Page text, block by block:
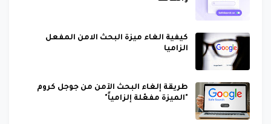
كيفية الغاء ميزة البحث الامن المفعل
الزاميا
طريقة إلغاء البحث الآمن من جوجل كروم
"الميزة مفعّلة إلزامياً"